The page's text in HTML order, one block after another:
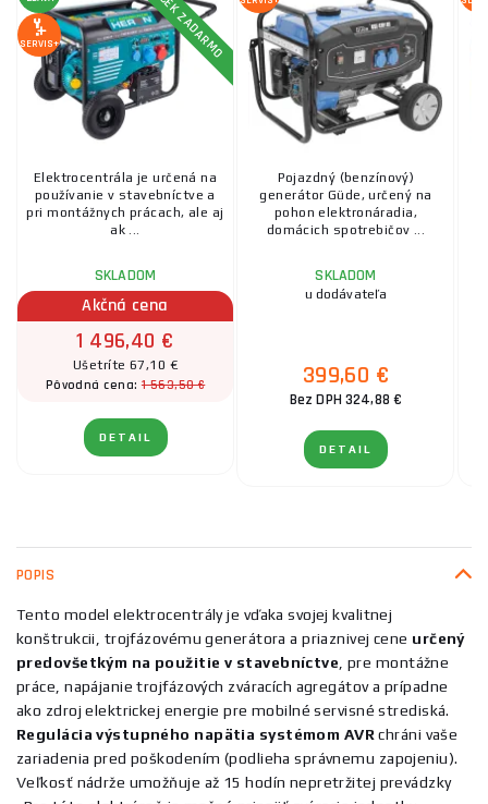
SERVIS+
Elektrocentrála je určená na
používanie v stavebníctve a
pri montážnych prácach, ale aj
ak ...
SKLADOM
Akčná cena
1 496,40 €
Ušetríte 67,10 €
Pôvodná cena:1 563,50 €
DETAIL
Pojazdný (benzínový)
generátor Güde, určený na
pohon elektronáradia,
domácich spotrebičov ...
SKLADOM
u dodávateľa
399,60 €
Bez DPH 324,88 €
DETAIL
POPIS
Tento model elektrocentrály je vďaka svojej kvalitnej
konštrukcii, trojfázovému generátora a priaznivej cene určený
predovšetkým na použitie v stavebníctve , pre montážne
práce, napájanie trojfázových zváracích agregátov a prípadne
ako zdroj elektrickej energie pre mobilné servisné strediská.
Regulácia výstupného napätia systémom AVR chráni vaše
zariadenia pred poškodením (podlieha správnemu zapojeniu).
Veľkosť nádrže umožňuje až 15 hodín nepretržitej prevádzky